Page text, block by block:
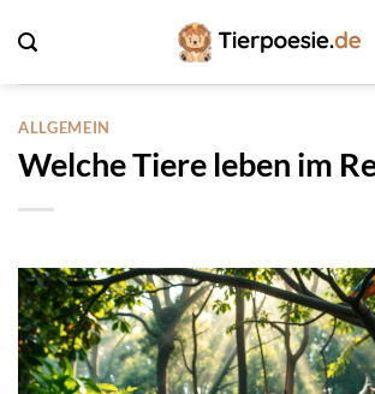
Inhalt
springen
ALLGEMEIN
Welche Tiere leben im